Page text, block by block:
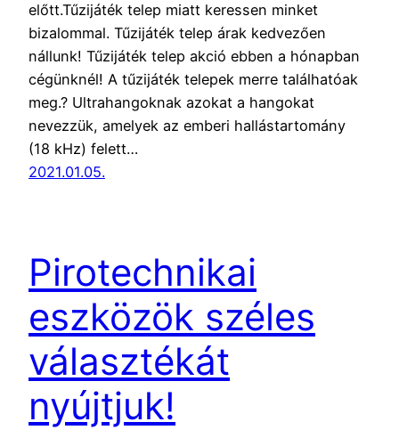
előtt.Tűzijáték telep miatt keressen minket
bizalommal. Tűzijáték telep árak kedvezően
nállunk! Tűzijáték telep akció ebben a hónapban
cégünknél! A tűzijáték telepek merre találhatóak
meg.? Ultrahangoknak azokat a hangokat
nevezzük, amelyek az emberi hallástartomány
(18 kHz) felett…
2021.01.05.
Pirotechnikai
eszközök széles
választékát
nyújtjuk!